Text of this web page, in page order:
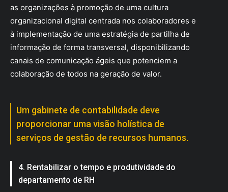
as organizações à promoção de uma cultura
organizacional digital centrada nos colaboradores e
à implementação de uma estratégia de partilha de
informação de forma transversal, disponibilizando
canais de comunicação ágeis que potenciem a
colaboração de todos na geração de valor.
Um gabinete de contabilidade deve
proporcionar uma visão holística de
serviços de gestão de recursos humanos.
4. Rentabilizar o tempo e produtividade do
departamento de RH